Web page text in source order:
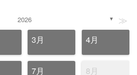
2026 ▼ ≫
3月 4月
7月 8月